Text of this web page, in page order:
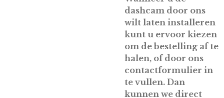
dashcam door ons
wilt laten installeren
kunt u ervoor kiezen
om de bestelling af te
halen, of door ons
contactformulier in
te vullen. Dan
kunnen we direct